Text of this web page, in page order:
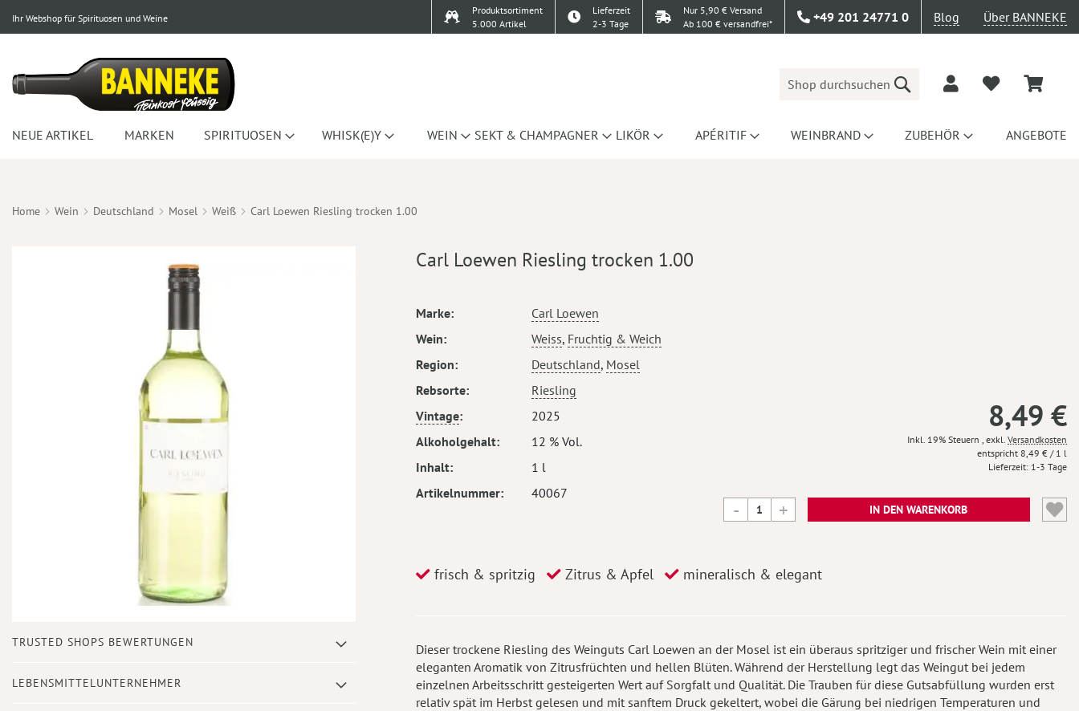
Ihr Webshop für Spirituosen und Weine
Produktsortiment
5.000 Artikel
Lieferzeit
2-3 Tage
Nur 5,90 € Versand
Ab 100 € versandfrei*
+49 201 24771 0 Blog Über BANNEKE
Suche
NEUE ARTIKEL MARKEN SPIRITUOSEN WHISK(E)Y WEIN SEKT & CHAMPAGNER LIKÖR APÉRITIF WEINBRAND ZUBEHÖR ANGEBOTE
Home Wein Deutschland Mosel Weiß Carl Loewen Riesling trocken 1.00
Anfang
Bildergalerie
TRUSTED SHOPS BEWERTUNGEN
LEBENSMITTELUNTERNEHMER
Carl Loewen Riesling trocken 1.00
Mehr
Marke
Carl Loewen
Wein
Weiss, Fruchtig & Weich
Region
Deutschland, Mosel
Rebsorte
Riesling
Vintage
2025
Alkoholgehalt
12 % Vol.
Inhalt
1 l
Artikelnummer
40067
8,49 €
Inkl. 19% Steuern , exkl. Versandkosten
8,49 € / 1 l
Lieferzeit 1-3 Tage
IN DEN WARENKORB
frisch & spritzig Zitrus & Apfel mineralisch & elegant
Dieser trockene Riesling des Weinguts Carl Loewen an der Mosel ist ein überaus spritziger und frischer Wein mit einer
eleganten Aromatik von Zitrusfrüchten und hellen Blüten. Während der Herstellung legt das Weingut bei jedem
einzelnen Arbeitsschritt gesteigerten Wert auf Sorgfalt und Qualität. Die Trauben für diese Gutsabfüllung wurden erst
relativ spät im Herbst gelesen und mit sanftem Druck gekeltert, wobei die Gärung bei niedrigen Temperaturen und